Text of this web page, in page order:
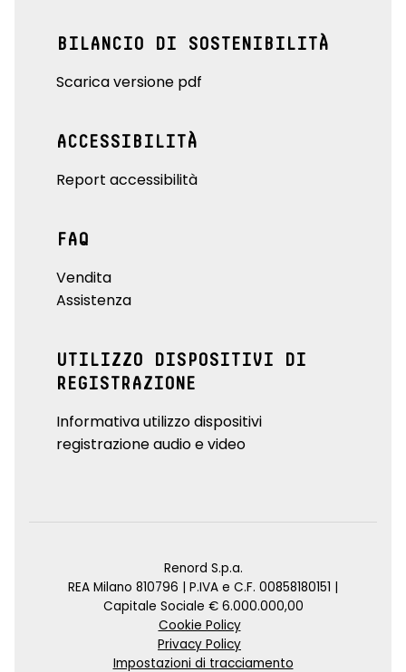
BILANCIO DI SOSTENIBILITÀ
Scarica versione pdf
ACCESSIBILITÀ
Report accessibilità
FAQ
Vendita
Assistenza
UTILIZZO DISPOSITIVI DI
REGISTRAZIONE
Informativa utilizzo dispositivi
registrazione audio e video
Renord S.p.a.
REA Milano 810796 | P.IVA e C.F. 00858180151 |
Capitale Sociale € 6.000.000,00
Cookie Policy
Privacy Policy
Impostazioni di tracciamento